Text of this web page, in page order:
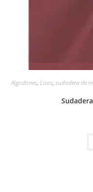
Algodones, Lisos, sudadera de